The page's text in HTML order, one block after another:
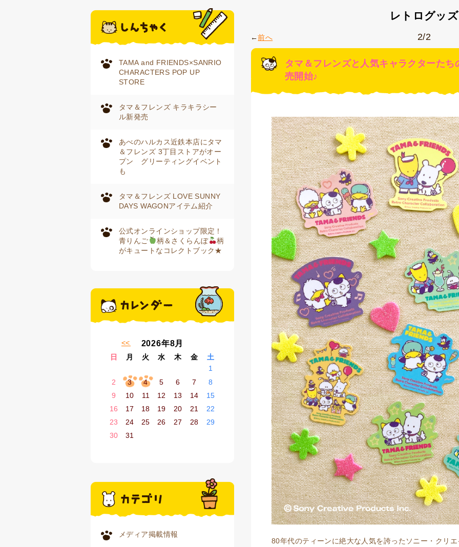
TAMA and FRIENDS×SANRIO
CHARACTERS POP UP
STORE
タマ＆フレンズ キラキラシー
ル新発売
あべのハルカス近鉄本店にタマ
＆フレンズ 3丁目ストアがオー
プン グリーティングイベント
も
タマ＆フレンズ LOVE SUNNY
DAYS WAGONアイテム紹介
公式オンラインショップ限定！
青りんご
柄＆さくらんぼ
柄
がキュートなコレクトブック★
2026年8月
日 月 火 水 木 金 土
« 7月
1
2
3 4 5 6 7
8
9
10 11 12 13 14
15
16
17 18 19 20 21
22
23
24 25 26 27 28
29
30
31
メディア掲載情報
レトログッズ
前へ 2/2
タマ＆フレンズと人気キャラクターた
売開始♪
80年代のティーンに絶大な人気を誇ったソニー・クリ